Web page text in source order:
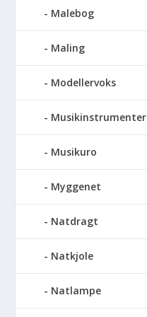
Malebog
Maling
Modellervoks
Musikinstrumenter
Musikuro
Myggenet
Natdragt
Natkjole
Natlampe